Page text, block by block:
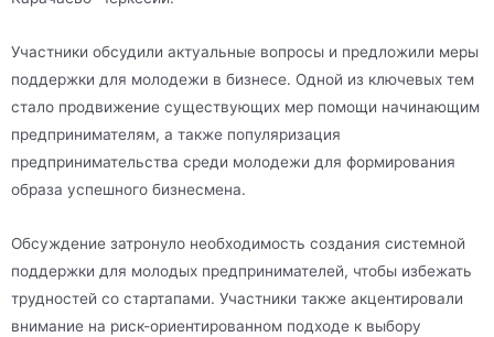
Участники обсудили актуальные вопросы и предложили меры
поддержки для молодежи в бизнесе. Одной из ключевых тем
стало продвижение существующих мер помощи начинающим
предпринимателям, а также популяризация
предпринимательства среди молодежи для формирования
образа успешного бизнесмена.
Обсуждение затронуло необходимость создания системной
поддержки для молодых предпринимателей, чтобы избежать
трудностей со стартапами. Участники также акцентировали
внимание на риск-ориентированном подходе к выбору